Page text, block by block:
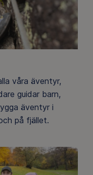
våra äventyr,
guidar barn,
äventyr i
på fjället.